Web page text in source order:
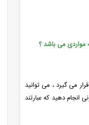
مواردی می باشد ؟
می گیرد ، می توانید
انجام دهید که عبارتند